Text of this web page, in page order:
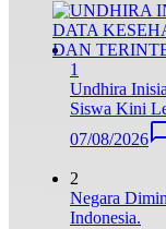
1
Undhira
Siswa Kini
07/08/2026
2
Negara
Indonesia.